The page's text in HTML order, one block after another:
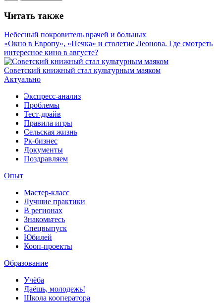
Читать также
Небесный покровитель врачей и больных
«Окно в Европу», «Печка» и столетие Леонова. Где смотреть
интересное кино в августе?
Советский книжный стал культурным маяком
Актуально
Экспресс-анализ
Проблемы
Тест-драйв
Правила игры
Сельская жизнь
Рк-бизнес
Документы
Поздравляем
Опыт
Мастер-класс
Лучшие практики
В регионах
Знакомьтесь
Спецвыпуск
Юбилей
Кооп-проекты
Образование
Учёба
Даёшь, молодежь!
Школа кооператора